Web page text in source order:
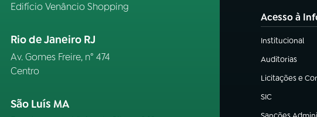
Edifício Venâncio Shopping
Rio de Janeiro RJ
Av. Gomes Freire, n° 474
Centro
São Luís MA
Acesso à
Institucional
(abre em nova
Auditorias
(abre em nova
Licitações e
(abre em nova
SIC
(abre em nova